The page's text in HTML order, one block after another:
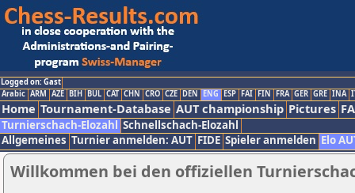
Logged on: Gast
Arabic ARM AZE BIH BUL CAT CHN CRO CZE DEN ENG ESP FAI FIN FRA GER GRE INA
Home Tournament-Database AUT championship Pictures
Turnierschach-Elozahl Schnellschach-Elozahl
Allgemeines Turnier anmelden: AUT FIDE Spieler anmelden Elo
Willkommen bei den offiziellen